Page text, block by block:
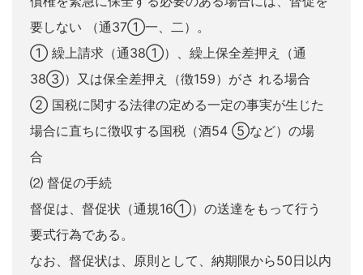
要しない （通37①一、二）。
① 繰上請求（通38①）、繰上保全差押え（通
38③）又は保全差押え（徴159）がさ れる場合
② 国税に関する法律の定める一定の事実が生じた
場合に直ちに徴収する国税（酒54 ⑤など）の場
合
⑵ 督促の手続
督促は、督促状（通規16①）の送達をもって行う
要式行為である。
なお、督促状は、原則として、納期限から50日以内